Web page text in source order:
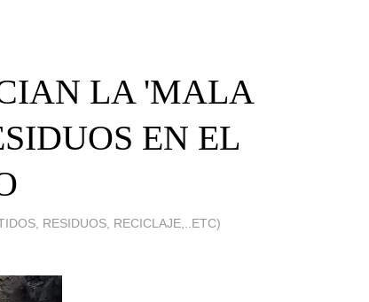
LA 'MALA
EN EL
RESIDUOS, RECICLAJE,..ETC)